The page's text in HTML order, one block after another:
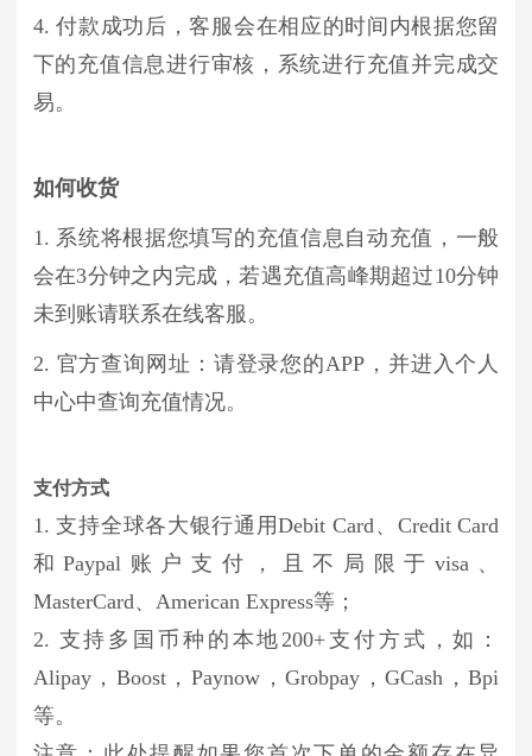
4. 付款成功后，客服会在相应的时间内根据您留
下的充值信息进行审核，系统进行充值并完成交
易。
如何收货
1. 系统将根据您填写的充值信息自动充值，一般
会在3分钟之内完成，若遇充值高峰期超过10分钟
未到账请联系在线客服。
2. 官方查询网址：请登录您的APP，并进入个人
中心中查询充值情况。
支付方式
1. 支持全球各大银行通用Debit Card、Credit Card
和Paypal账户支付，且不局限于visa、
MasterCard、American Express等；
2. 支持多国币种的本地200+支付方式，如：
Alipay，Boost，Paynow，Grobpay，GCash，Bpi
等。